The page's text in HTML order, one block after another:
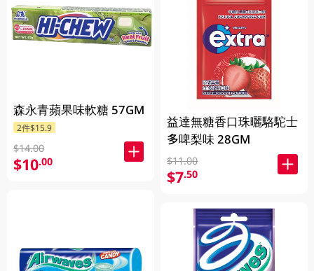
森永青蘋果味軟糖 57GM
2件$15.9
$14.00
$10.00
益達無糖香口珠曬駱駝士
多啤梨味 28GM
$11.00
$7.50